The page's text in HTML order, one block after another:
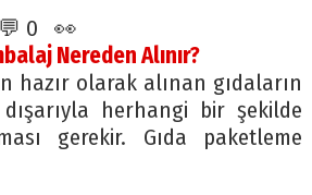
💬 0 👀
Nereden Alınır?
hazır olarak alınan gıdaların
herhangi bir şekilde
gerekir. Gıda paketleme